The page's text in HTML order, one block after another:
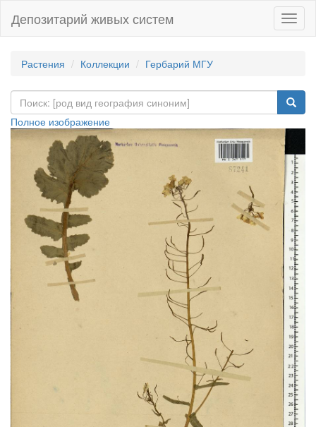
Депозитарий живых систем
Растения Коллекции Гербарий МГУ
Полное изображение